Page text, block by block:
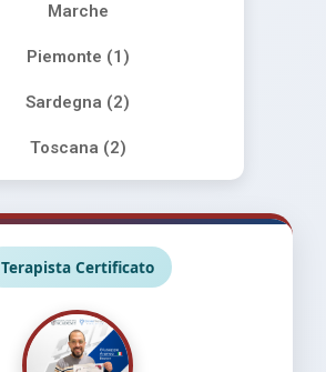
Marche
Piemonte (1)
Sardegna (2)
Toscana (2)
Terapista Certificato